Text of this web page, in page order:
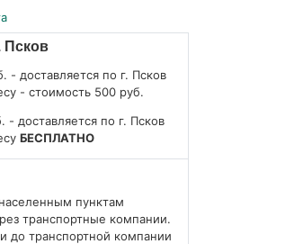
Псков
- доставляется по г. Псков
- стоимость 500 руб.
- доставляется по г. Псков
БЕСПЛАТНО
пунктам
транспортные компании.
до транспортной компании